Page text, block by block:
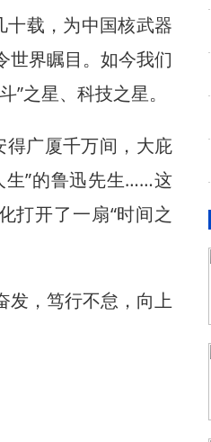
载，为中国核武器
世界瞩目。如今我们
之星、科技之星。
广厦千万间，大庇
生”的鲁迅先生……这
打开了一扇“时间之
，笃行不怠，向上